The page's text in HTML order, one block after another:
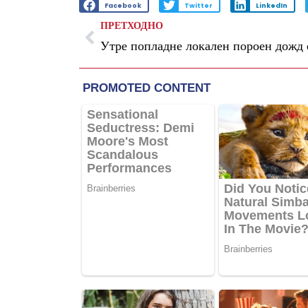
Facebook Twitter LinkedIn
ПРЕТХОДНО